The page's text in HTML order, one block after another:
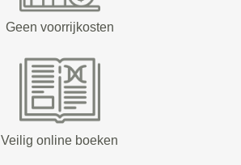
Geen voorrijkosten
Veilig online boeken